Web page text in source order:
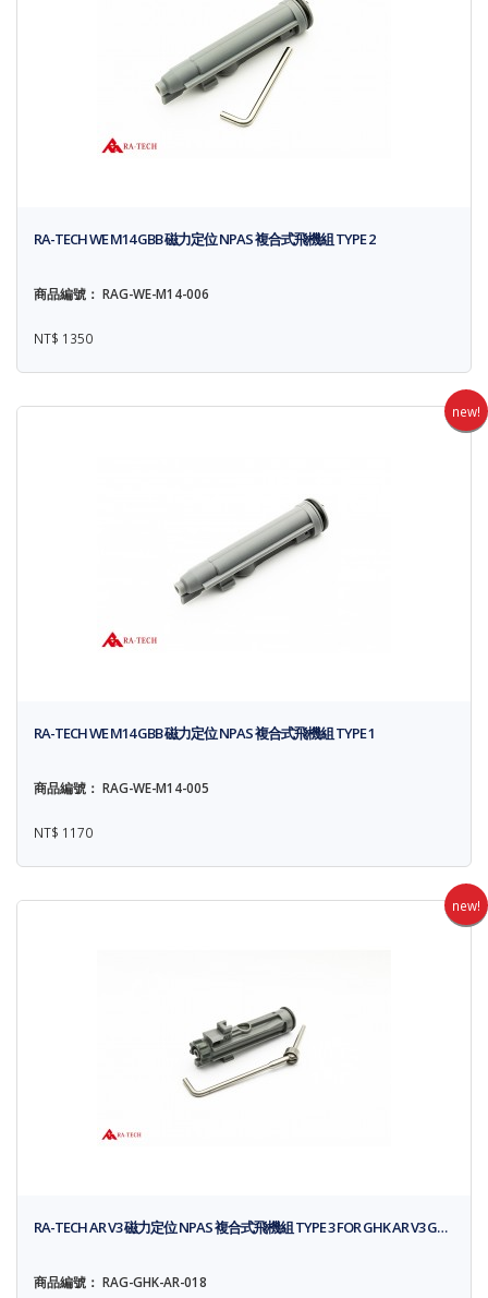
RA-TECH WE M14 GBB 磁力定位 NPAS 複合式飛機組 TYPE 2
商品編號： RAG-WE-M14-006
NT$ 1350
new!
RA-TECH WE M14 GBB 磁力定位 NPAS 複合式飛機組 TYPE 1
商品編號： RAG-WE-M14-005
NT$ 1170
new!
RA-TECH AR V3 磁力定位 NPAS 複合式飛機組 TYPE 3 FOR GHK AR V3 G…
商品編號： RAG-GHK-AR-018